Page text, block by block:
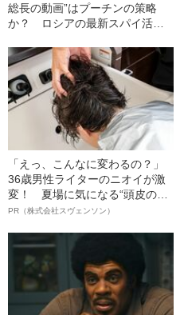
総長の動画”はプーチンの策略
か？ ロシアの最新スパイ活動
「えっ、こんなに変わるの？」
36歳男性ライターのニオイが激
変！ 夏場に気になる“頭皮のニ
オイ”や“ベタつき”を解消す
ト”が生み出した徹底ケアとは
PR（株式会社スヴェンソン）